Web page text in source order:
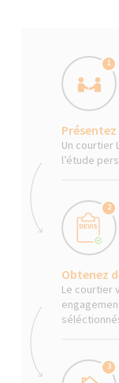
1
Un courtier
l’étude
2
Obtenez
Le courtier
3